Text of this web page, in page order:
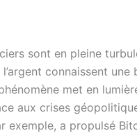
sont en pleine
connaissent une
met en
aux crises
exemple, a propulsé